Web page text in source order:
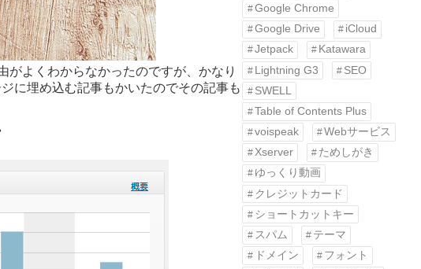
よくわからなかったのですが、かなり
に埋め込む記事もかいたのでその記事も
Google Chrome
Google Drive
iCloud
Jetpack
Katawara
Lightning G3
SEO
SWELL
Table of Contents Plus
voispeak
Webサービス
Xserver
ためしがき
ゆっくり動画
クレジットカード
ショートカットキー
スパム
テーマ
ドメイン
フォント